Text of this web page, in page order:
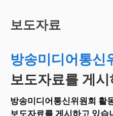
시
작
보도자료
방송미디어통신
보도자료를 게
방송미디어통신위원회 활
보도자료를 게시하고 있습